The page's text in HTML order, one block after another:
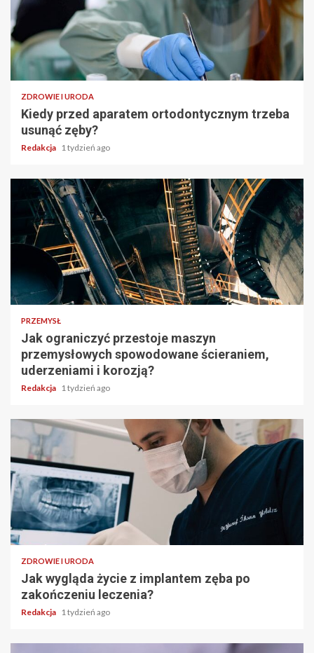
ZDROWIE I URODA
Kiedy przed aparatem ortodontycznym trzeba
usunąć zęby?
Redakcja 1 tydzień ago
PRZEMYSŁ
Jak ograniczyć przestoje maszyn
przemysłowych spowodowane ścieraniem,
uderzeniami i korozją?
Redakcja 1 tydzień ago
ZDROWIE I URODA
Jak wygląda życie z implantem zęba po
zakończeniu leczenia?
Redakcja 1 tydzień ago